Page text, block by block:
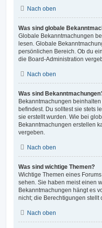
Nach oben
Was sind globale
Globale Bekanntmachungen
lesen. Globale
persönlichen Bereich. Ob du
die Board-Administration
Nach oben
Was sind
Bekanntmachungen
befindest. Du solltest sie stets
sie erstellt wurden. Wie bei
Bekanntmachungen erstellen
vergeben.
Nach oben
Was sind wichtige Themen?
Wichtige Themen eines
sehen. Sie haben meist einen
Bekanntmachungen hängt es
nicht; die Berechtigungen stellt
Nach oben